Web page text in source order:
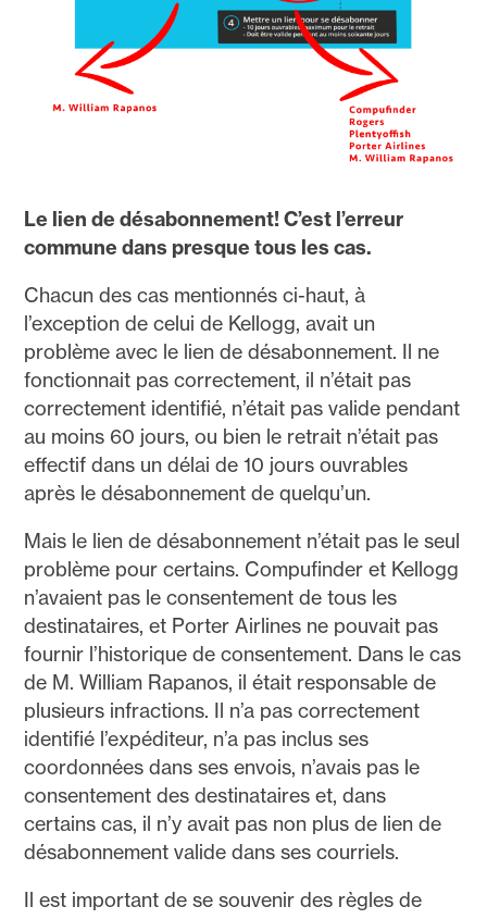
Le lien de désabonnement! C’est l’erreur
commune dans presque tous les cas.
Chacun des cas mentionnés ci-haut, à
l’exception de celui de Kellogg, avait un
problème avec le lien de désabonnement. Il ne
fonctionnait pas correctement, il n’était pas
correctement identifié, n’était pas valide pendant
au moins 60 jours, ou bien le retrait n’était pas
effectif dans un délai de 10 jours ouvrables
après le désabonnement de quelqu’un.
Mais le lien de désabonnement n’était pas le seul
problème pour certains. Compufinder et Kellogg
n’avaient pas le consentement de tous les
destinataires, et Porter Airlines ne pouvait pas
fournir l’historique de consentement. Dans le cas
de M. William Rapanos, il était responsable de
plusieurs infractions. Il n’a pas correctement
identifié l’expéditeur, n’a pas inclus ses
coordonnées dans ses envois, n’avais pas le
consentement des destinataires et, dans
certains cas, il n’y avait pas non plus de lien de
désabonnement valide dans ses courriels.
Il est important de se souvenir des règles de